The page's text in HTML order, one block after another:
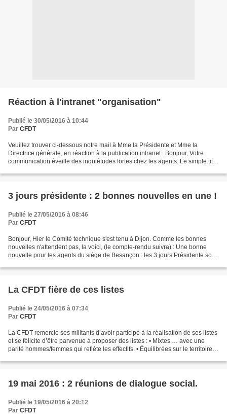
Réaction à l'intranet "organisation"
Publié le 30/05/2016 à 10:44
Par CFDT
Veuillez trouver ci-dessous notre mail à Mme la Présidente et Mme la
Directrice générale, en réaction à la publication intranet : Bonjour, Votre
communication éveille des inquiétudes fortes chez les agents. Le simple titre
3 jours présidente : 2 bonnes nouvelles en une !
Publié le 27/05/2016 à 08:46
Par CFDT
Bonjour, Hier le Comité technique s'est tenu à Dijon. Comme les bonnes
nouvelles n'attendent pas, la voici, (le compte-rendu suivra) : Une bonne
nouvelle pour les agents du siège de Besançon : les 3 jours Présidente sont
La CFDT fière de ces listes
Publié le 24/05/2016 à 07:34
Par CFDT
La CFDT remercie ses militants d’avoir participé à la réalisation de ses listes
et se félicite d’être parvenue à proposer des listes : • Mixtes … avec une
parité hommes/femmes qui reflète les effectifs. • Équilibrées sur le territoire
19 mai 2016 : 2 réunions de dialogue social.
Publié le 19/05/2016 à 20:12
Par CFDT